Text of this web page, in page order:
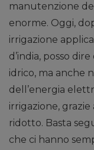
manutenzione
enorme. Oggi,
irrigazione
d’india, posso
idrico, ma anche
dell’energia
irrigazione,
ridotto. Basta
che ci hanno